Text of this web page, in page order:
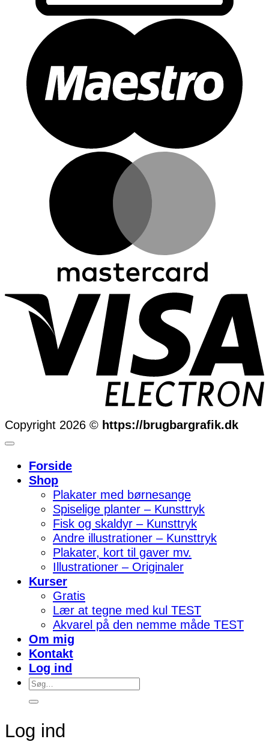
Copyright 2026 © https://brugbargrafik.dk
Forside
Shop
Plakater med børnesange
Spiselige planter – Kunsttryk
Fisk og skaldyr – Kunsttryk
Andre illustrationer – Kunsttryk
Plakater, kort til gaver mv.
Illustrationer – Originaler
Kurser
Gratis
Lær at tegne med kul TEST
Akvarel på den nemme måde TEST
Om mig
Kontakt
Log ind
Søg
Log ind